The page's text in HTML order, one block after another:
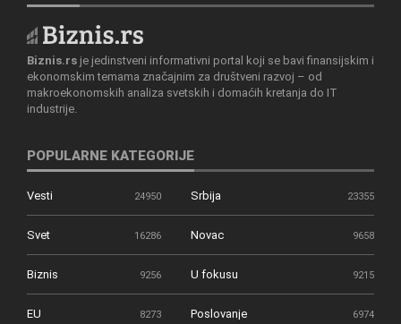
Biznis.rs je jedinstveni informativni portal koji se bavi finansijskim i
ekonomskim temama značajnim za društveni razvoj – od
makroekonomskih analiza svetskih i domaćih kretanja do IT
industrije.
POPULARNE KATEGORIJE
Vesti 24950 Srbija 23355
Svet 16286 Novac 9658
Biznis 9256 U fokusu 9215
EU 8273 Poslovanje 6974